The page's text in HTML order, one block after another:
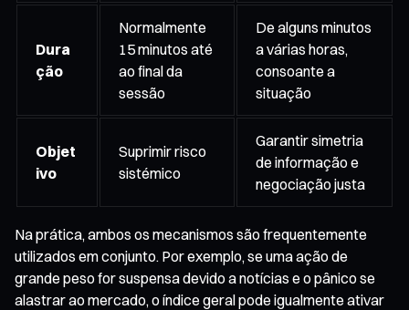
Dura
ção
Normalmente
15 minutos até
ao final da
sessão
De alguns minutos
a várias horas,
consoante a
situação
Objet
ivo
Suprimir risco
sistémico
Garantir simetria
de informação e
negociação justa
Na prática, ambos os mecanismos são frequentemente
utilizados em conjunto. Por exemplo, se uma ação de
grande peso for suspensa devido a notícias e o pânico se
alastrar ao mercado, o índice geral pode igualmente ativar